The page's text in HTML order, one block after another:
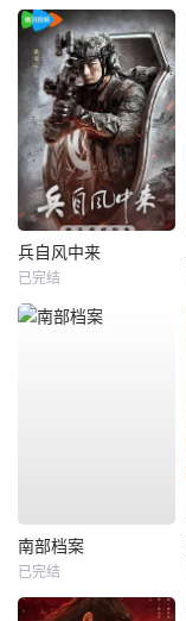
兵自风中来
已完结
南部档案
已完结